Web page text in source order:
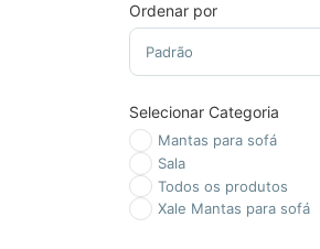
Ordenar por
Sort Products
Selecionar Categoria
Mantas para sofá
Sala
Todos os produtos
Xale Mantas para sofá